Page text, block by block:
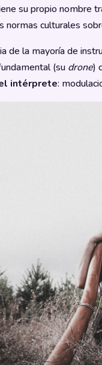
su propio nombre
normas culturales
de la mayoría de
(su drone)
intérprete: